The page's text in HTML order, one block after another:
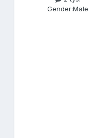
Gender:Male